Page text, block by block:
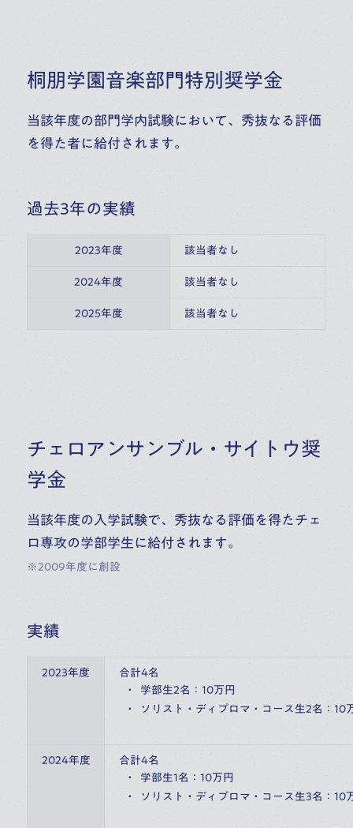
桐朋学園音楽部門特別奨学金
当該年度の部門学内試験において、秀抜なる評価
を得た者に給付されます。
過去3年の実績
2023年度 該当者なし
2024年度 該当者なし
2025年度 該当者なし
チェロアンサンブル・サイトウ奨
学金
当該年度の入学試験で、秀抜なる評価を得たチェ
ロ専攻の学部学生に給付されます。
※2009年度に創設
実績
2023年度
合計4名
学部生2名：10万円
ソリスト・ディプロマ・コース生2名：10
2024年度
合計4名
学部生1名：10万円
ソリスト・ディプロマ・コース生3名：10